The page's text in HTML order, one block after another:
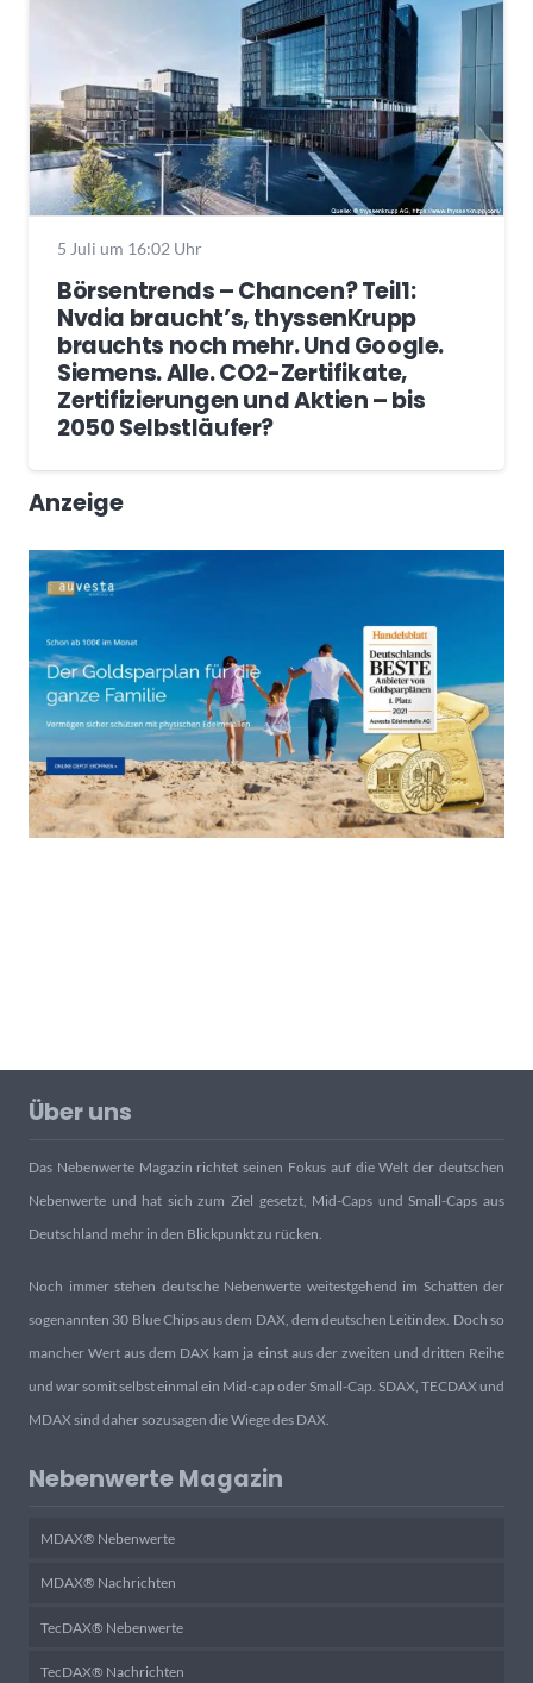
5 Juli um 16:02 Uhr
Börsentrends – Chancen? Teil1:
Nvdia braucht’s, thyssenKrupp
brauchts noch mehr. Und Google.
Siemens. Alle. CO2-Zertifikate,
Zertifizierungen und Aktien – bis
2050 Selbstläufer?
Anzeige
Über uns
Das Nebenwerte Magazin richtet seinen Fokus auf die Welt der deutschen
Nebenwerte und hat sich zum Ziel gesetzt, Mid-Caps und Small-Caps aus
Deutschland mehr in den Blickpunkt zu rücken.
Noch immer stehen deutsche Nebenwerte weitestgehend im Schatten der
sogenannten 30 Blue Chips aus dem DAX, dem deutschen Leitindex. Doch so
mancher Wert aus dem DAX kam ja einst aus der zweiten und dritten Reihe
und war somit selbst einmal ein Mid-cap oder Small-Cap. SDAX, TECDAX und
MDAX sind daher sozusagen die Wiege des DAX.
Nebenwerte Magazin
MDAX® Nebenwerte
MDAX® Nachrichten
TecDAX® Nebenwerte
TecDAX® Nachrichten